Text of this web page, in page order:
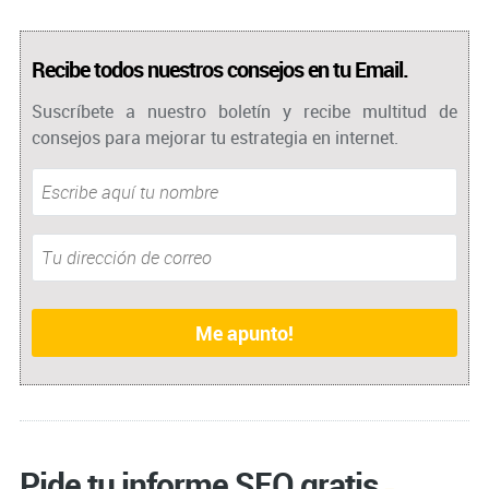
Recibe todos nuestros consejos en tu Email.
Suscríbete a nuestro boletín y recibe multitud de
consejos para mejorar tu estrategia en internet.